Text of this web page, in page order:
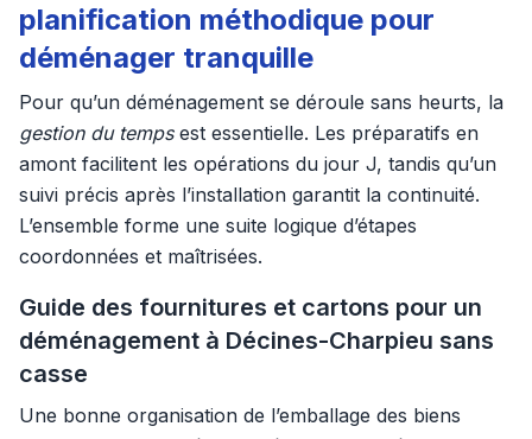
planification méthodique pour
déménager tranquille
Pour qu’un déménagement se déroule sans heurts, la
gestion du tempsest essentielle. Les préparatifs en
amont facilitent les opérations du jour J, tandis qu’un
suivi précis après l’installation garantit la continuité.
L’ensemble forme une suite logique d’étapes
coordonnées et maîtrisées.
Guide des fournitures et cartons pour un
déménagement à Décines-Charpieu sans
casse
Une bonne organisation de l’emballage des biens